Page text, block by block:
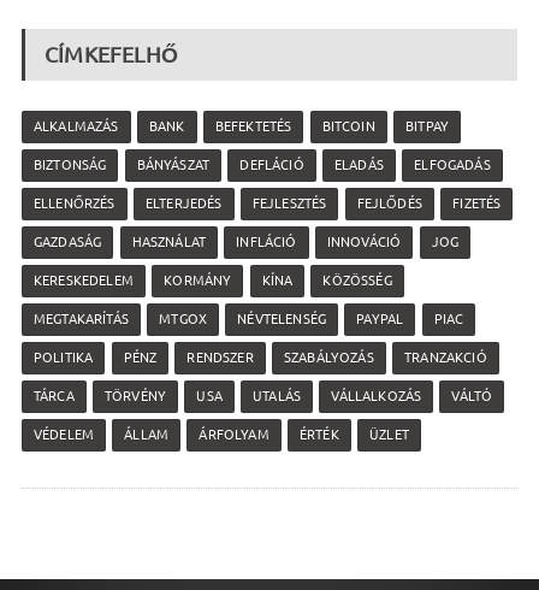
CÍMKEFELHŐ
ALKALMAZÁS BANK BEFEKTETÉS BITCOIN BITPAY
BIZTONSÁG BÁNYÁSZAT DEFLÁCIÓ ELADÁS ELFOGADÁS
ELLENŐRZÉS ELTERJEDÉS FEJLESZTÉS FEJLŐDÉS FIZETÉS
GAZDASÁG HASZNÁLAT INFLÁCIÓ INNOVÁCIÓ JOG
KERESKEDELEM KORMÁNY KÍNA KÖZÖSSÉG
MEGTAKARÍTÁS MTGOX NÉVTELENSÉG PAYPAL PIAC
POLITIKA PÉNZ RENDSZER SZABÁLYOZÁS TRANZAKCIÓ
TÁRCA TÖRVÉNY USA UTALÁS VÁLLALKOZÁS VÁLTÓ
VÉDELEM ÁLLAM ÁRFOLYAM ÉRTÉK ÜZLET